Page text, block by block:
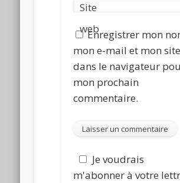
Site
web
Enregistrer mon
mon e-mail et mon site
dans le navigateur
mon prochain
commentaire.
Je voudrais
m'abonner à votre